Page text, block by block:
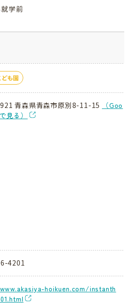
学前
も園
青森県青森市原別8-11-15
（Goo
見る）
4201
hoikuen.com/instanth